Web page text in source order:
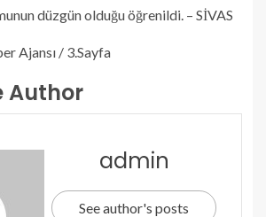
düzgün olduğu öğrenildi. – SİVAS
Ajansı / 3.Sayfa
Author
admin
See author's posts